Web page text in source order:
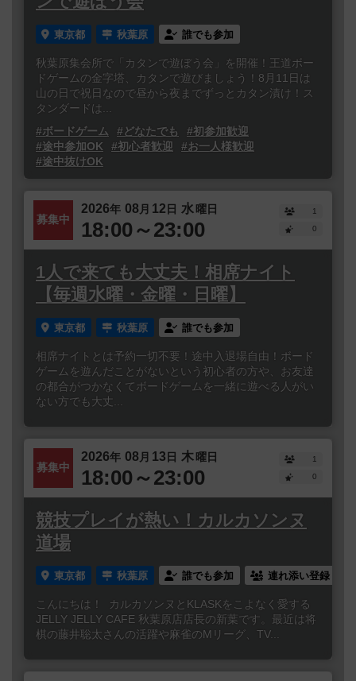
東京都 秋葉原 誰でも参加
秋葉原集会所で「カタンで遊ぼう会」を開催！王道ボー
ドゲームの金字塔、カタンで遊びましょう！8月11日は
山の日で祝日なので昼から夜までずっとカタン漬け！ス
タンダードは...
#ボードゲーム
#どなたでも
#初参加歓迎
#途中参加OK
#初心者歓迎
#お一人様歓迎
#途中抜けOK
募集中
2026年 08 月 12日 水曜日
18:00～23:00
1
0
1人で来ても大丈夫！相席ナイト
【毎週水曜・金曜・日曜】
東京都 秋葉原 誰でも参加
相席ナイトとは予約一切不要！途中入退場自由！ボード
ゲームを遊んだことがないという初心者の方や、お友達
の都合がつかなくてボードゲームを一緒に遊べる人がい
ない方でも大丈...
募集中
2026年 08 月 13日 木曜日
18:00～23:00
1
0
競技プレイが熱い！カルカソンヌ
道場
東京都 秋葉原 誰でも参加 連れ添い登録
こんにちは！ カルカソンヌとKLASKをこよなく愛する
JELLY JELLY CAFE 秋葉原店店長の新葉です。最近は将
棋の藤井聡太さんの活躍や麻雀のMリーグ、TV...